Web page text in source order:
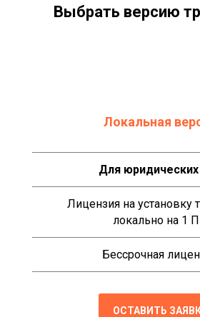
Выбрать версию
Локальная
Для
Лицензия на установку
локально на 1
Бессрочная
ОСТАВИТЬ